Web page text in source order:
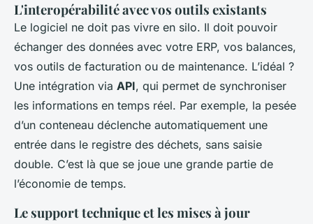
L'interopérabilité avec vos outils existants
Le logiciel ne doit pas vivre en silo. Il doit pouvoir
échanger des données avec votre ERP, vos balances,
vos outils de facturation ou de maintenance. L’idéal ?
Une intégration via API, qui permet de synchroniser
les informations en temps réel. Par exemple, la pesée
d’un conteneau déclenche automatiquement une
entrée dans le registre des déchets, sans saisie
double. C’est là que se joue une grande partie de
l’économie de temps.
Le support technique et les mises à jour